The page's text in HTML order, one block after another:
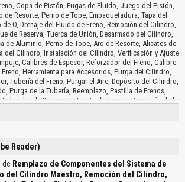
Copa de Pistón, Fugas de Fluido, Juego del Pistón,
de Resorte, Perno de Tope, Empaquetadura, Tapa del
de O, Drenaje del Fluido de Freno, Remoción del Cilindro,
de Reserva, Tuerca de Unión, Desarmado del Cilindro,
de Aluminio, Perno de Tope, Aro de Resorte, Alicates de
del Cilindro, Instalación del Cilindro, Verificación y Ajuste
Calibres de Espesor, Reforzador del Freno, Calibre
Herramienta para Accesorios, Purga del Cilindro,
Tubería del Freno, Purgar el Aire, Depósito del Cilindro,
Purga de la Tubería, Reemplazo, Pastilla de Frenos,
de Desgaste, Zapata de Frenos, Remoción de la
Delantera, Resorte de la Palanca, Zapata Trasera,
del Tambor, Verificación, Ajustador, Resorte de Retorno,
del Tambor, Calibre del Tambor, Marcas de
Estacionamiento, Tipo Ajuste Manual, Ajuste del Freno,
de la Palanca, Palanca de Varilla, Tipo Pedal, Palanca
y Verificación del Indicador…
Reader)
de Remplazo de Componentes del Sistema de
del Cilindro Maestro, Remoción del Cilindro,